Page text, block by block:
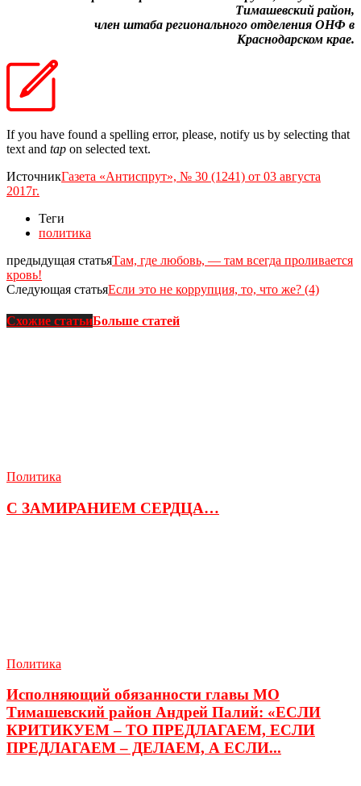
Тимашевский район,
член штаба регионального отделения ОНФ в
Краснодарском крае.
If you have found a spelling error, please, notify us by selecting that
text and tap on selected text.
ИсточникГазета «Антиспрут», № 30 (1241) от 03 августа
2017г.
Теги
политика
предыдущая статьяТам, где любовь, — там всегда проливается
кровь!
Следующая статьяЕсли это не коррупция, то, что же? (4)
Схожие статьиБольше статей
Политика
С ЗАМИРАНИЕМ СЕРДЦА…
Политика
Исполняющий обязанности главы МО
Тимашевский район Андрей Палий: «ЕСЛИ
КРИТИКУЕМ – ТО ПРЕДЛАГАЕМ, ЕСЛИ
ПРЕДЛАГАЕМ – ДЕЛАЕМ, А ЕСЛИ...